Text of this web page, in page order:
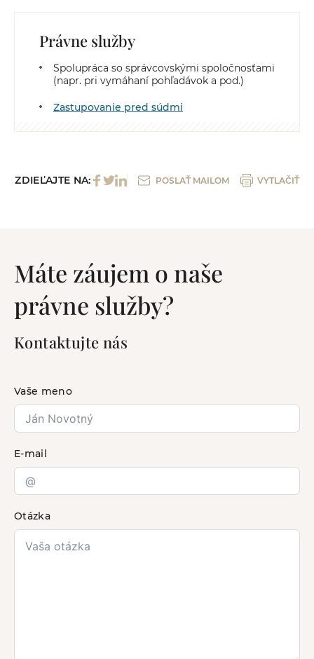
Právne služby
Spolupráca so správcovskými spoločnosťami
(napr. pri vymáhaní pohľadávok a pod.)
Zastupovanie pred súdmi
ZDIEĽAJTE NA: POSLAŤ MAILOM VYTLAČIŤ
Máte záujem o naše
právne služby?
Kontaktujte nás
Vaše meno
E-mail
Otázka